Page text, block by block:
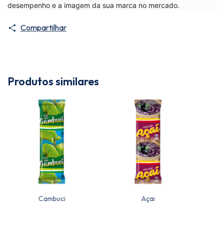
desempenho e a imagem da sua marca no mercado.
Compartilhar
Produtos similares
Cambuci Açai